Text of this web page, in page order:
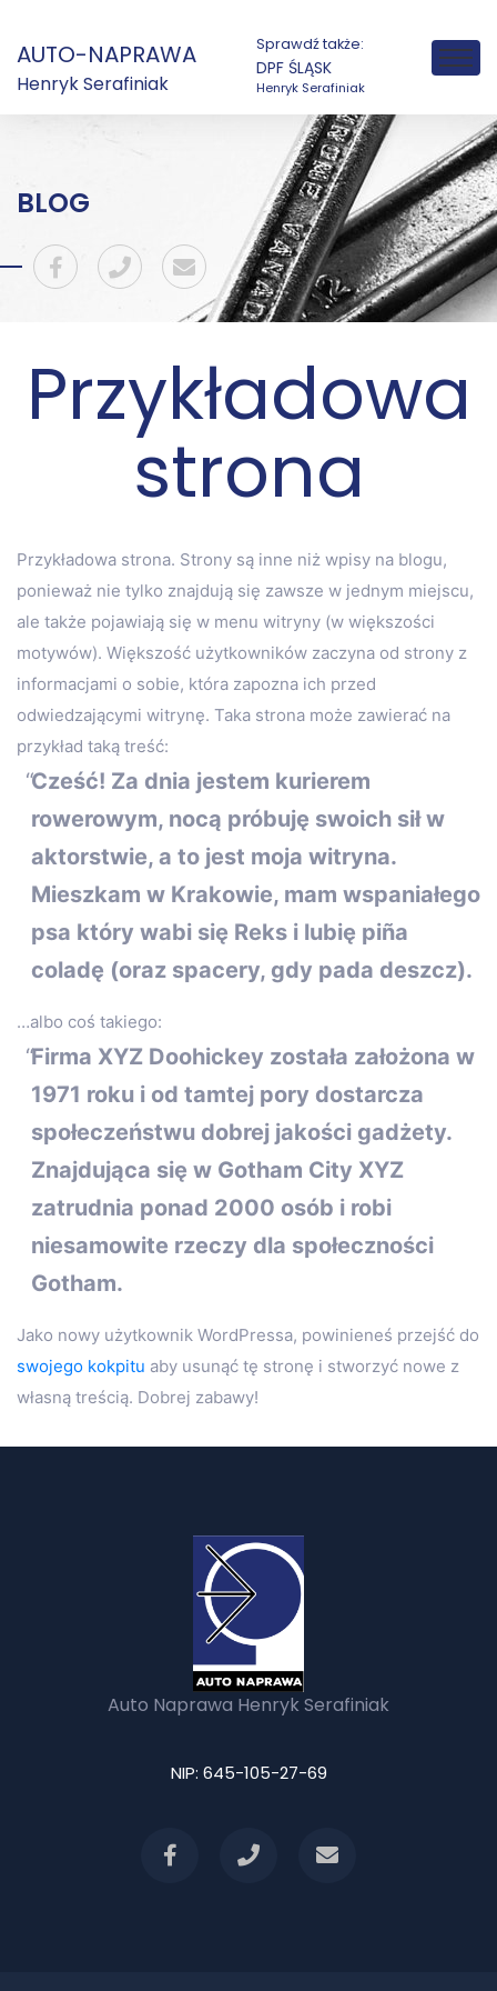
AUTO-NAPRAWA
Henryk Serafiniak
Sprawdź także:
DPF ŚLĄSK
Henryk Serafiniak
BLOG
Przykładowa
strona
Przykładowa strona. Strony są inne niż wpisy na blogu,
ponieważ nie tylko znajdują się zawsze w jednym miejscu,
ale także pojawiają się w menu witryny (w większości
motywów). Większość użytkowników zaczyna od strony z
informacjami o sobie, która zapozna ich przed
odwiedzającymi witrynę. Taka strona może zawierać na
przykład taką treść:
Cześć! Za dnia jestem kurierem
rowerowym, nocą próbuję swoich sił w
aktorstwie, a to jest moja witryna.
Mieszkam w Krakowie, mam wspaniałego
psa który wabi się Reks i lubię piña
coladę (oraz spacery, gdy pada deszcz).
…albo coś takiego:
Firma XYZ Doohickey została założona w
1971 roku i od tamtej pory dostarcza
społeczeństwu dobrej jakości gadżety.
Znajdująca się w Gotham City XYZ
zatrudnia ponad 2000 osób i robi
niesamowite rzeczy dla społeczności
Gotham.
Jako nowy użytkownik WordPressa, powinieneś przejść do
swojego kokpitu aby usunąć tę stronę i stworzyć nowe z
własną treścią. Dobrej zabawy!
Auto Naprawa Henryk Serafiniak
NIP: 645-105-27-69